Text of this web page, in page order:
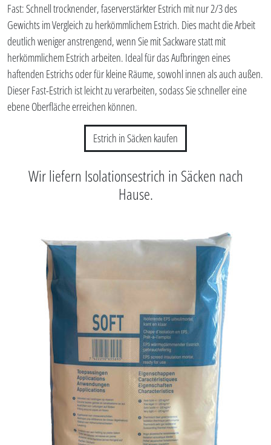
Fast: Schnell trocknender, faserverstärkter Estrich mit nur 2/3 des
Gewichts im Vergleich zu herkömmlichem Estrich. Dies macht die Arbeit
deutlich weniger anstrengend, wenn Sie mit Sackware statt mit
herkömmlichem Estrich arbeiten. Ideal für das Aufbringen eines
haftenden Estrichs oder für kleine Räume, sowohl innen als auch außen.
Dieser Fast-Estrich ist leicht zu verarbeiten, sodass Sie schneller eine
ebene Oberfläche erreichen können.
Estrich in Säcken kaufen
Wir liefern Isolationsestrich in Säcken nach
Hause.